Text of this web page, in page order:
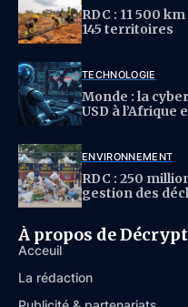
RDC : 11 500
145 territoires
TECHNOLOGIE
Monde : la
USD à l’Afrique
ENVIRONNEMENT
RDC : 250
gestion des
À propos de
Acceuil
La rédaction